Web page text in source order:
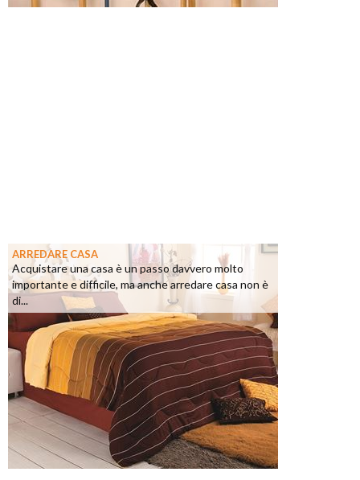
ARREDARE CASA
Acquistare una casa è un passo davvero molto
importante e difficile, ma anche arredare casa non è
di...